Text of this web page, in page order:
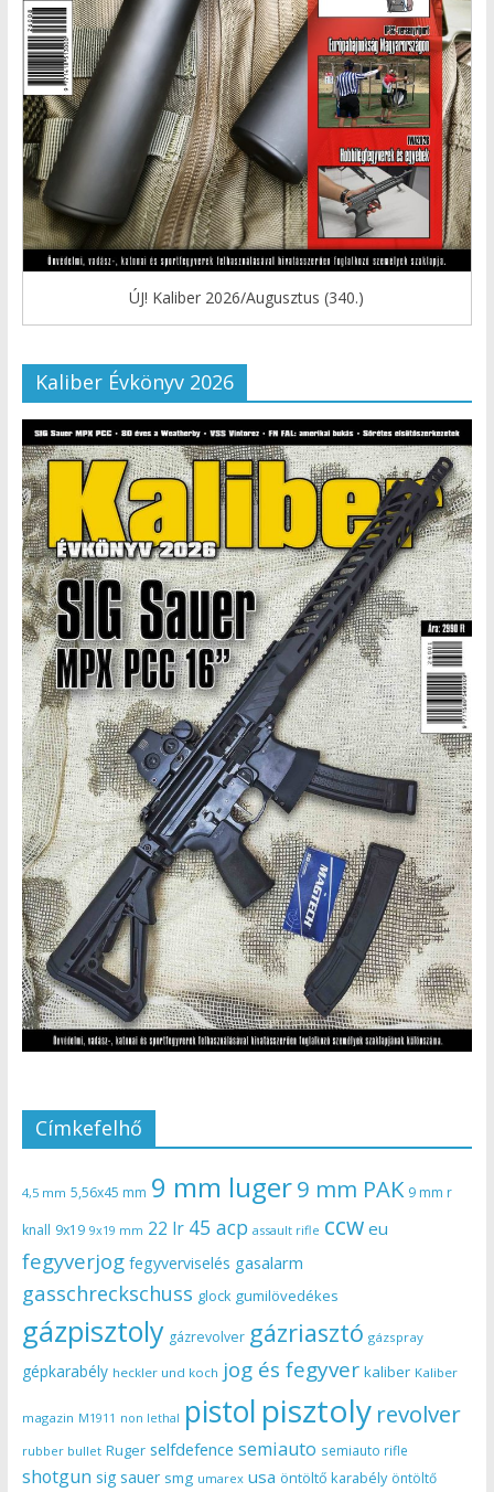
ÚJ! Kaliber 2026/Augusztus (340.)
Kaliber Évkönyv 2026
Címkefelhő
4,5 mm 5,56x45 mm 9 mm luger9 mm PAK 9 mm r
knall 9x19 9x19 mm 22 lr 45 acp assault rifle ccw eu
fegyverjog fegyverviselés gasalarm
gasschreckschuss glock gumilövedékes
gázpisztoly gázrevolver gázriasztó gázspray
gépkarabély heckler und koch jog és fegyver kaliber Kaliber
magazin M1911 non lethal pistol pisztoly revolver
rubber bullet Ruger selfdefence semiauto semiauto rifle
shotgun sig sauer smg umarex usa öntöltő karabély öntöltő